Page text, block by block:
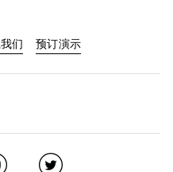
们 预订演示Link Opens in New
in New Tab
to open Instagram
Link Opens in New Tab
Click to open Twitter
Link Opens in New